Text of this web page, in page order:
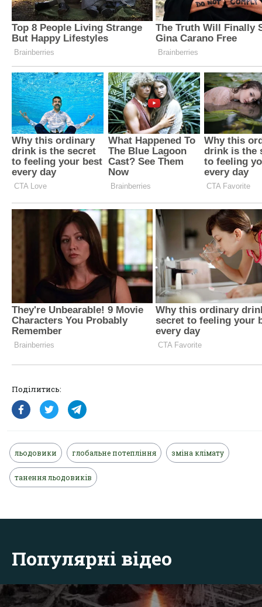
Поділитись:
льодовики глобальне потепління зміна клімату
танення льодовиків
Популярні відео